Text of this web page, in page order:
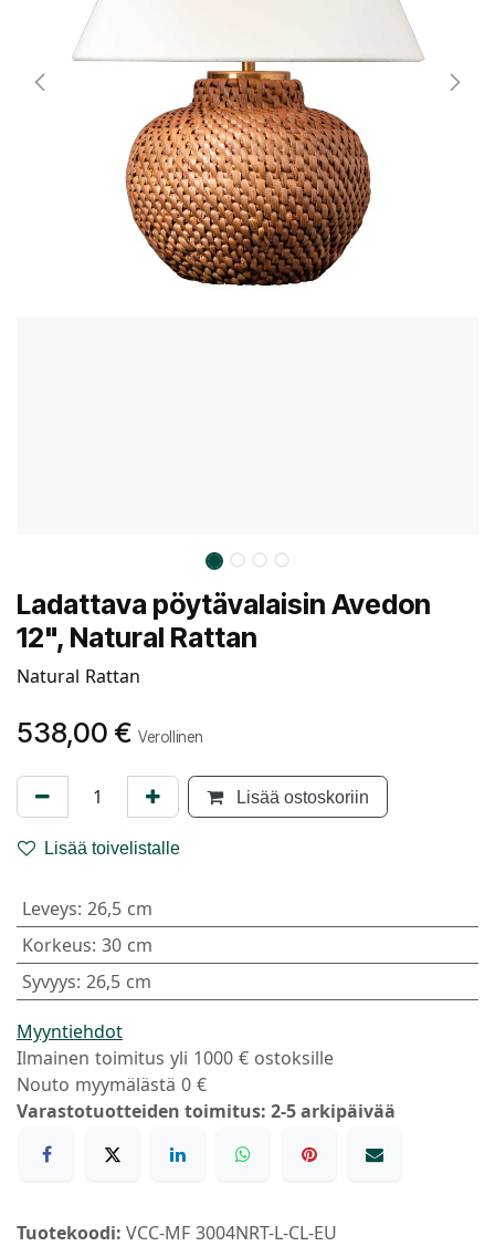
Ladattava pöytävalaisin Avedon
12", Natural Rattan
Natural Rattan
538,00 € Verollinen
Lisää ostoskoriin
Lisää toivelistalle
Leveys: 26,5 cm
Korkeus: 30 cm
Syvyys: 26,5 cm
Myyntiehdot
Ilmainen toimitus yli 1000 € ostoksille
Nouto myymälästä 0 €
Varastotuotteiden toimitus: 2-5 arkipäivää
Tuotekoodi: VCC-MF 3004NRT-L-CL-EU